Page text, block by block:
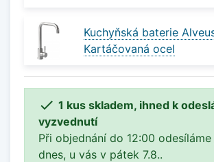
Kuchyňská baterie
Kartáčovaná ocel
 1 kus skladem, ihned k
vyzvednutí
Při objednání do 12:00
dnes, u vás v pátek 7.8..